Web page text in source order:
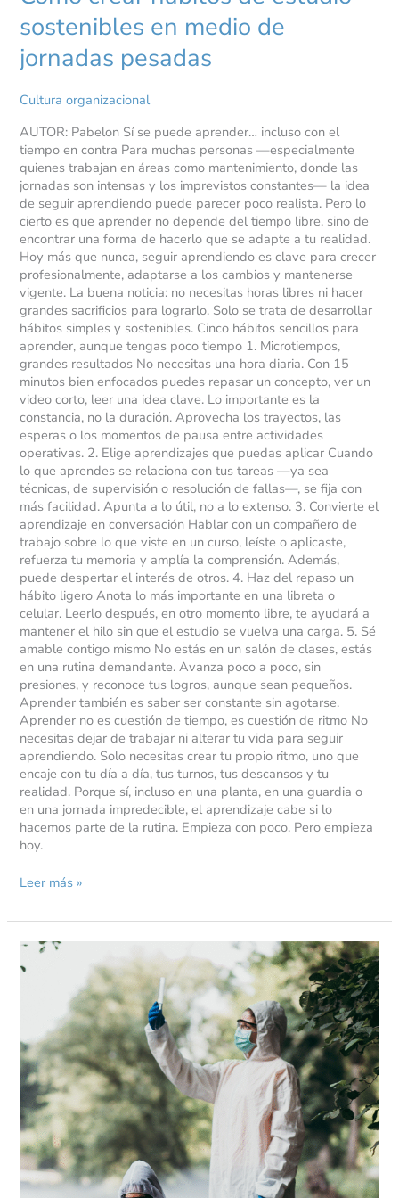
sostenibles en medio de
jornadas pesadas
Cultura organizacional
AUTOR: Pabelon Sí se puede aprender… incluso con el
tiempo en contra Para muchas personas —especialmente
quienes trabajan en áreas como mantenimiento, donde las
jornadas son intensas y los imprevistos constantes— la idea
de seguir aprendiendo puede parecer poco realista. Pero lo
cierto es que aprender no depende del tiempo libre, sino de
encontrar una forma de hacerlo que se adapte a tu realidad.
Hoy más que nunca, seguir aprendiendo es clave para crecer
profesionalmente, adaptarse a los cambios y mantenerse
vigente. La buena noticia: no necesitas horas libres ni hacer
grandes sacrificios para lograrlo. Solo se trata de desarrollar
hábitos simples y sostenibles. Cinco hábitos sencillos para
aprender, aunque tengas poco tiempo 1. Microtiempos,
grandes resultados No necesitas una hora diaria. Con 15
minutos bien enfocados puedes repasar un concepto, ver un
video corto, leer una idea clave. Lo importante es la
constancia, no la duración. Aprovecha los trayectos, las
esperas o los momentos de pausa entre actividades
operativas. 2. Elige aprendizajes que puedas aplicar Cuando
lo que aprendes se relaciona con tus tareas —ya sea
técnicas, de supervisión o resolución de fallas—, se fija con
más facilidad. Apunta a lo útil, no a lo extenso. 3. Convierte el
aprendizaje en conversación Hablar con un compañero de
trabajo sobre lo que viste en un curso, leíste o aplicaste,
refuerza tu memoria y amplía la comprensión. Además,
puede despertar el interés de otros. 4. Haz del repaso un
hábito ligero Anota lo más importante en una libreta o
celular. Leerlo después, en otro momento libre, te ayudará a
mantener el hilo sin que el estudio se vuelva una carga. 5. Sé
amable contigo mismo No estás en un salón de clases, estás
en una rutina demandante. Avanza poco a poco, sin
presiones, y reconoce tus logros, aunque sean pequeños.
Aprender también es saber ser constante sin agotarse.
Aprender no es cuestión de tiempo, es cuestión de ritmo No
necesitas dejar de trabajar ni alterar tu vida para seguir
aprendiendo. Solo necesitas crear tu propio ritmo, uno que
encaje con tu día a día, tus turnos, tus descansos y tu
realidad. Porque sí, incluso en una planta, en una guardia o
en una jornada impredecible, el aprendizaje cabe si lo
hacemos parte de la rutina. Empieza con poco. Pero empieza
hoy.
Leer más »
La
motivación
proceso
de
aprendizaje
y
su
impacto
en
la
obtención
de